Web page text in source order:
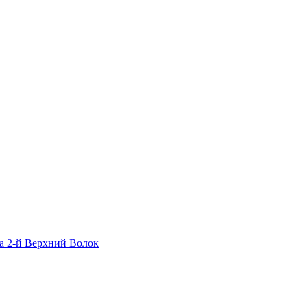
2-й Верхний Волок